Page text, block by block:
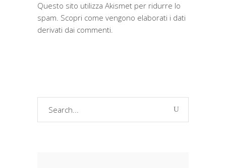
Questo sito utilizza Akismet per ridurre lo
spam. Scopri come vengono elaborati i dati
derivati dai commenti.